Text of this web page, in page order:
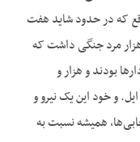
که در حدود شاید هفت
مرد جنگی داشت که
بودند و هزار و
و خود این یک نیرو و
همیشه نسبت به